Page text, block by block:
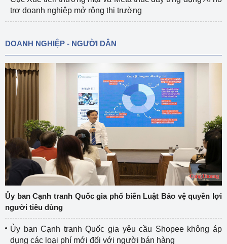
trợ doanh nghiệp mở rộng thị trường
DOANH NGHIỆP - NGƯỜI DÂN
Ủy ban Cạnh tranh Quốc gia phổ biến Luật Bảo vệ quyền lợi
người tiêu dùng
Ủy ban Cạnh tranh Quốc gia yêu cầu Shopee không áp
dụng các loại phí mới đối với người bán hàng